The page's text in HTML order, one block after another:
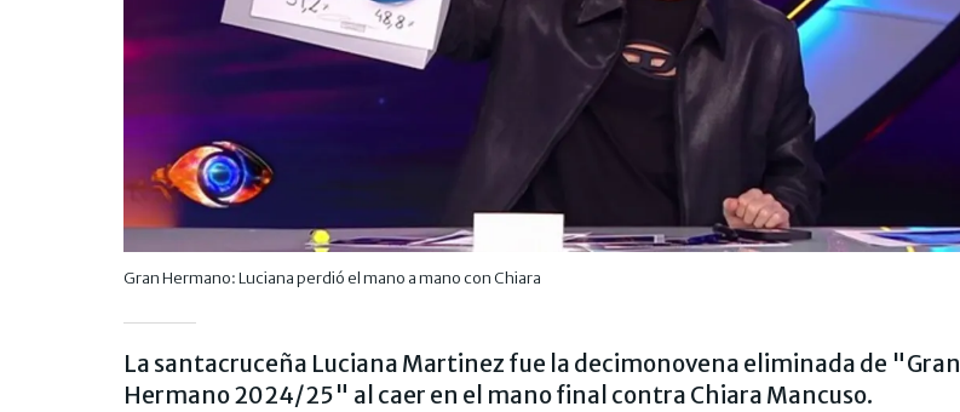
Gran Hermano: Luciana perdió el mano a mano con Chiara
La santacruceña Luciana Martinez fue la decimonovena eliminada de "Gran
Hermano 2024/25" al caer en el mano final contra Chiara Mancuso.